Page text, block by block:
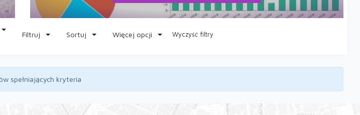
Filtruj Sortuj Więcej opcji Wyczyść filtry
spełniających kryteria